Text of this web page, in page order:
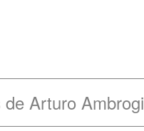
Arturo Ambrogi